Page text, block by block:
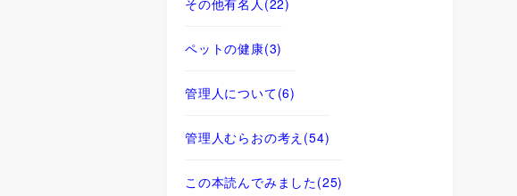
ペットの健康(3)
管理人について(6)
管理人むらおの考え (54)
この本読んでみました(25)